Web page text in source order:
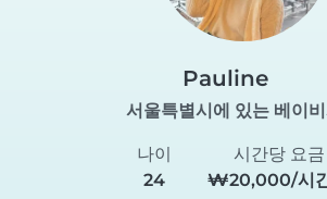
Pauline
서울특별시에 있는 베이
나이
24
시간당 요금
₩20,000/시